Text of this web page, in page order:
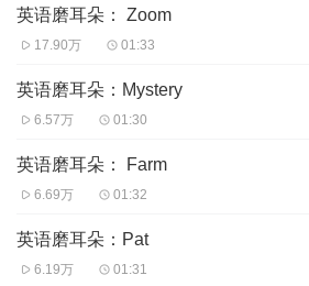
英语磨耳朵： Zoom
17.90万 01:33
英语磨耳朵：Mystery
6.57万 01:30
英语磨耳朵： Farm
6.69万 01:32
英语磨耳朵：Pat
6.19万 01:31